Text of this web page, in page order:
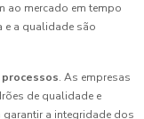
ao mercado em tempo
e a qualidade são
processos. As empresas
de qualidade e
a integridade dos